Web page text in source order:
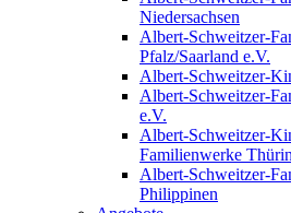
Niedersachsen
Albert-Schweitzer-
Pfalz/Saarland e.V.
Albert-Schweitzer-
Albert-Schweitzer-
e.V.
Albert-Schweitzer-
Familienwerke
Albert-Schweitzer-
Philippinen